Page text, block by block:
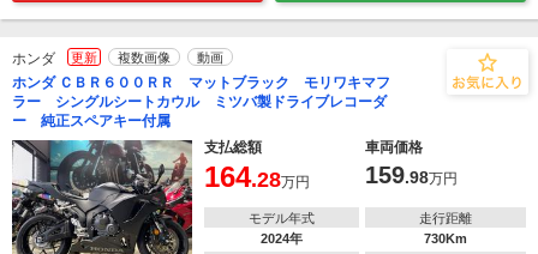
ホンダ 更新 複数画像 動画
ホンダ ＣＢＲ６００ＲＲ マットブラック モリワキマフ
ラー シングルシートカウル ミツバ製ドライブレコーダ
ー 純正スペアキー付属
支払総額
車両価格
164.28万円 159.98万円
モデル年式
2024年
走行距離
730Km
排気量
車種
型式(任意)
走行距離(任意)